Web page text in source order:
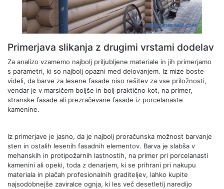
Primerjava slikanja z drugimi vrstami dodelav
Za analizo vzamemo najbolj priljubljene materiale in jih primerjamo
s parametri, ki so najbolj opazni med delovanjem. Iz mize boste
videli, da barve za lesene fasade niso rešitev za vse priložnosti,
vendar je v marsičem boljše in bolj praktično kot, na primer,
stranske fasade ali prezračevane fasade iz porcelanaste
kamenine.
Iz primerjave je jasno, da je najbolj proračunska možnost barvanje
sten in ostalih lesenih fasadnih elementov. Barva je slabša v
mehanskih in protipožarnih lastnostih, na primer pri porcelanasti
kamenini ali opeki, toda z denarjem, ki se prihrani pri nakupu
materiala in plačah profesionalnih graditeljev, lahko kupite
najsodobnejše zaviralce ognja, ki les več desetletij naredijo